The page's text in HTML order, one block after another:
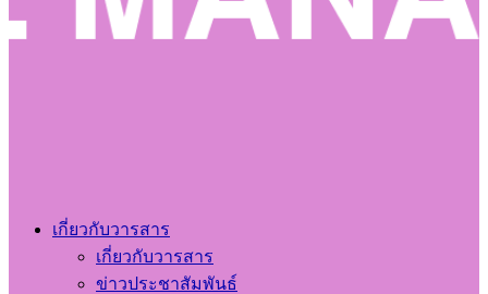
เกี่ยวกับวารสาร
เกี่ยวกับวารสาร
ข่าวประชาสัมพันธ์